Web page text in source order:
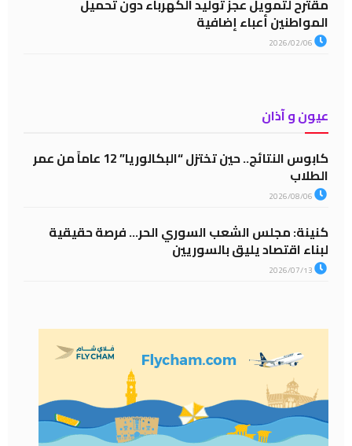
مقترح لتمويل عجز توليد الكهرباء دون تحميل
المواطنين أعباء إضافية
عيون و آذان
كابوس النتائج.. حين تختزل “البكالوريا” 12 عاماً من عمر
الطلاب
كنينة: مجلس الشعب السوري الحر… فرصة حقيقية
لبناء اقتصاد يليق بالسوريين